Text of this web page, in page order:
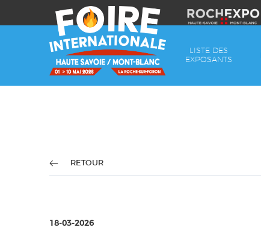
LISTE DES
EXPOSANTS
RETOUR
18-03-2026